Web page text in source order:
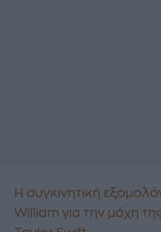
Η συγκινητική
William για την μάχη